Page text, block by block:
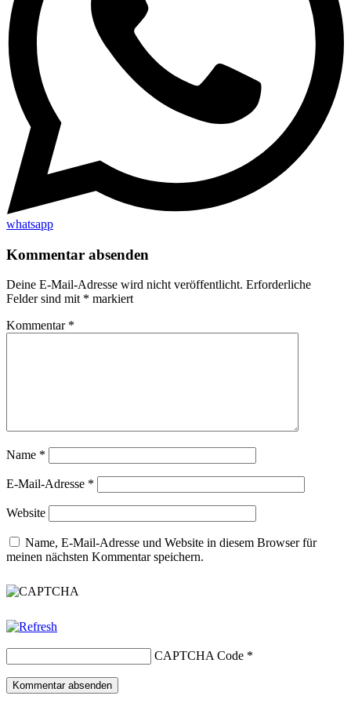
whatsapp
Kommentar absenden
Deine E-Mail-Adresse wird nicht veröffentlicht. Erforderliche
Felder sind mit * markiert
Kommentar *
Name *
E-Mail-Adresse *
Website
Name, E-Mail-Adresse und Website in diesem Browser für
meinen nächsten Kommentar speichern.
CAPTCHA Code *